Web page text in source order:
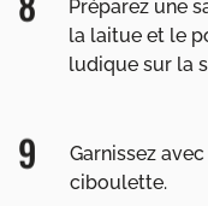
Préparez une
la laitue et le
ludique sur la
Garnissez
ciboulette.